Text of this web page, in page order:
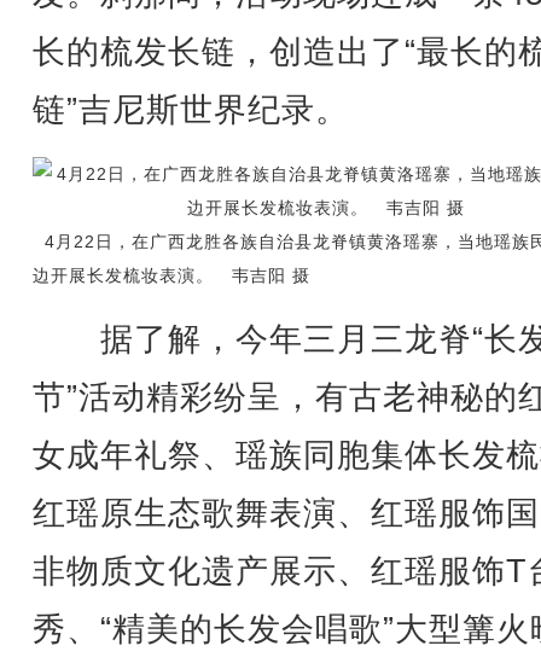
长的梳发长链，创造出了“最长的
链”吉尼斯世界纪录。
4月22日，在广西龙胜各族自治县龙脊镇黄洛瑶寨，当地瑶族
边开展长发梳妆表演。 韦吉阳 摄
据了解，今年三月三龙脊“长
节”活动精彩纷呈，有古老神秘的
女成年礼祭、瑶族同胞集体长发
红瑶原生态歌舞表演、红瑶服饰
非物质文化遗产展示、红瑶服饰T
秀、“精美的长发会唱歌”大型篝火